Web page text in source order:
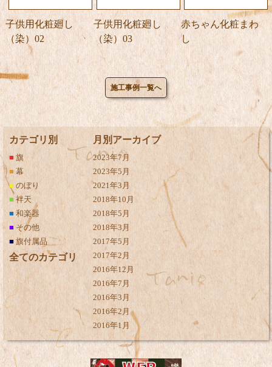
子供用化粧廻し
（染）02
子供用化粧廻し
（染）03
赤ちゃん化粧まわ
し
施工事例一覧へ
カテゴリ別
■ 旗
■ 幕
■ のぼり
■ 袢天
■ 和楽器
■ その他
■ 旗付属品
全てのカテゴリ
月別アーカイブ
2023年7月
2023年5月
2021年3月
2018年10月
2018年5月
2018年3月
2017年5月
2017年2月
2016年12月
2016年7月
2016年3月
2016年2月
2016年1月